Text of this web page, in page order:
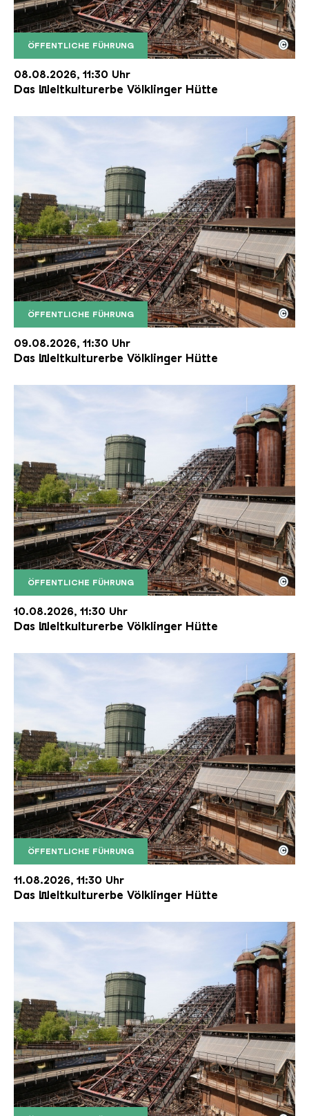
ÖFFENTLICHE FÜHRUNG
Der Erzschrägaufzug der Völklinger Hütte mit
Copyright: Weltkulturerbe Völklinger Hütte | Karl
©
08.08.2026, 11:30 Uhr
Das Weltkulturerbe Völklinger Hütte
ÖFFENTLICHE FÜHRUNG
Der Erzschrägaufzug der Völklinger Hütte mit
Copyright: Weltkulturerbe Völklinger Hütte | Karl
©
09.08.2026, 11:30 Uhr
Das Weltkulturerbe Völklinger Hütte
ÖFFENTLICHE FÜHRUNG
Der Erzschrägaufzug der Völklinger Hütte mit
Copyright: Weltkulturerbe Völklinger Hütte | Karl
©
10.08.2026, 11:30 Uhr
Das Weltkulturerbe Völklinger Hütte
ÖFFENTLICHE FÜHRUNG
Der Erzschrägaufzug der Völklinger Hütte mit
Copyright: Weltkulturerbe Völklinger Hütte | Karl
©
11.08.2026, 11:30 Uhr
Das Weltkulturerbe Völklinger Hütte